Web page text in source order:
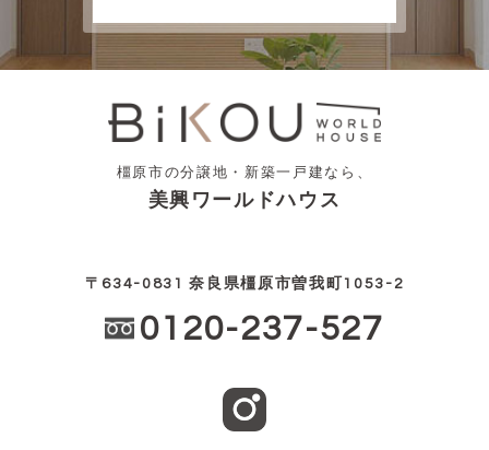
橿原市の分譲地・新築一戸建なら、
美興ワールドハウス
〒634-0831 奈良県橿原市曽我町1053-2
0120-237-527